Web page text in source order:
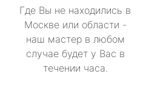
Где Вы не находились в
Москве или области -
наш мастер в любом
случае будет у Вас в
течении часа.